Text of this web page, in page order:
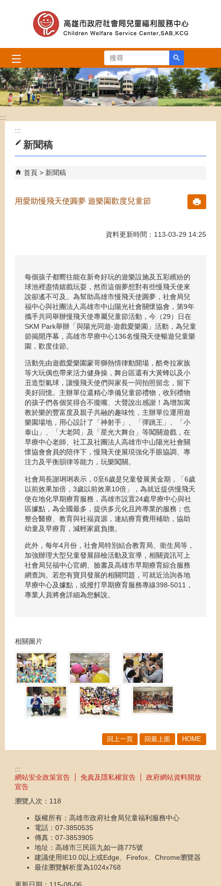
跳到主要內容區塊
搜尋
:::
:::
新聞稿
首頁 新聞稿
用愛助慢飛天使圓夢 遊樂園歡度兒童節
資料更新時間：113-03-29 14:25
每個孩子都嚮往能在新奇好玩的遊樂設施及五彩繽紛的
球池裡盡情嬉戲玩耍，然而這個夢想對有些慢飛天使來
說卻遙不可及。為幫助高雄市慢飛天使圓夢，社會局兒
福中心與社團法人高雄市中山陽光社會關懷協會，第9年
攜手共同舉辦慢飛天使專屬兒童節活動，今（29）日在
SKM Park舉辦「與陽光同遊-遊戲愛樂園」活動，為兒童
節揭開序幕，高雄市早療中心136名慢飛天使暢遊兒童樂
園，歡度佳節。
活動先由遊戲愛樂園蒙哥獅熱情律動開場，酷奇拉家族
等大玩偶也帶來活力健身操，舞台區還有大黃蜂以及小
丑造型氣球，讓慢飛天使們與家長一同拍照留念，留下
美好回憶。主辦單位還精心準備兒童節禮物，收到禮物
的孩子們各個笑得合不攏嘴、大聲說出感謝！為增加寓
教於樂的豐富度及親子共融的趣味性，主辦單位運用遊
樂園場地，用心設計了「神射手」、「彈跳王」、「小
泰山」、「大老闆」及「星光大舞台」等闖關遊戲，在
早療中心老師、社工及社團法人高雄市中山陽光社會關
懷協會會員的陪伴下，慢飛天使展現強化手眼協調、專
注力及平衡韻律等能力，玩樂闖關。
社會局長謝琍琍表示，0至6歲是兒童發展黃金期，「6歲
以前效果加倍，3歲以前效果10倍」，為就近提供慢飛天
使在地化早期療育服務，高雄市設置24處早療中心與社
區據點，為全國最多，提供多元化且跨專業的服務；也
整合醫療、教育與社福資源，連結療育費用補助，協助
幼童及早療育，減輕家庭負擔。
此外，每年4月份，社會局特別結合教育局、衛生局等，
加強辦理大型兒童發展篩檢活動及宣導，相關資訊可上
社會局兒福中心官網、臉書及高雄市早期療育綜合服務
網查詢。若您有寶貝發展的相關問題，可就近洽詢各地
早療中心及據點，或撥打早期療育服務專線398-5011，
專業人員將會詳細為您解說。
相關圖片
回上一頁 回最上面 HOME
:::
網站安全政策宣告
免責及隱私權宣告
政府網站資料開放
宣告
瀏覽人次： 118
版權所有：高雄市政府社會局兒童福利服務中心
電話：07-3850535
傳真：07-3853905
地址：高雄市三民區九如一路775號
建議使用IE10.0以上或Edge、Firefox、Chrome瀏覽器
最佳瀏覽解析度為1024x768
更新日期： 115-08-06